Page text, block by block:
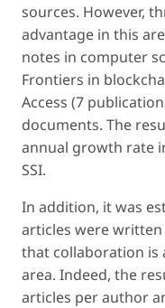
sources. However,
advantage in this
notes in computer
Frontiers in
Access (7
documents. The
annual growth rate
SSI.
In addition, it was
articles were
that collaboration is
area. Indeed, the
articles per author